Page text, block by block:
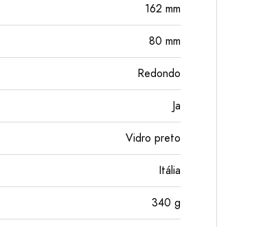
162 mm
80 mm
Redondo
Ja
Vidro preto
Itália
340 g